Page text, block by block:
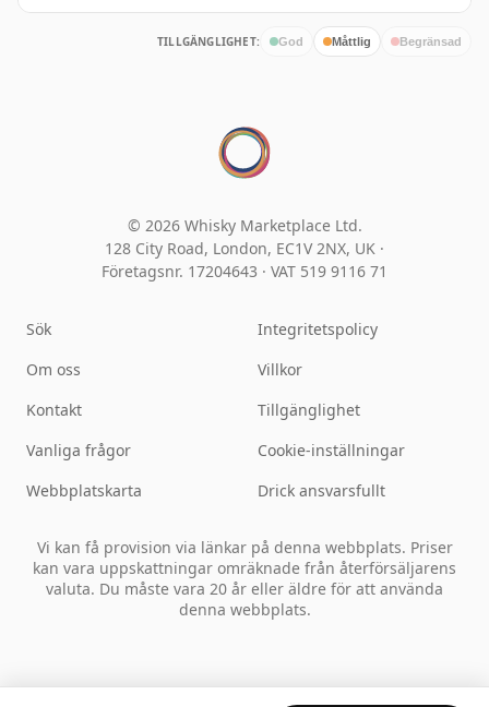
TILLGÄNGLIGHET: God Måttlig Begränsad
© 2026 Whisky Marketplace Ltd.
128 City Road, London, EC1V 2NX, UK ·
Företagsnr. 17204643 · VAT 519 9116 71
Sök
Om oss
Kontakt
Vanliga frågor
Webbplatskarta
Integritetspolicy
Villkor
Tillgänglighet
Cookie-inställningar
Drick ansvarsfullt
Vi kan få provision via länkar på denna webbplats. Priser
kan vara uppskattningar omräknade från återförsäljarens
valuta. Du måste vara 20 år eller äldre för att använda
denna webbplats.